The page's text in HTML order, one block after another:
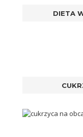
DIETA